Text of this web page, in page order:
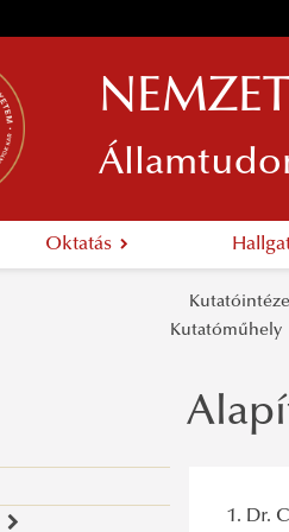
Oktatás
Kutatóműhely
1. Dr.